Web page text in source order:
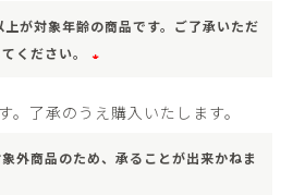
が対象年齢の商品です。ご了承いただ
ください。
必
)
。了承のうえ購入いたします。
外商品のため、承ることが出来かねま